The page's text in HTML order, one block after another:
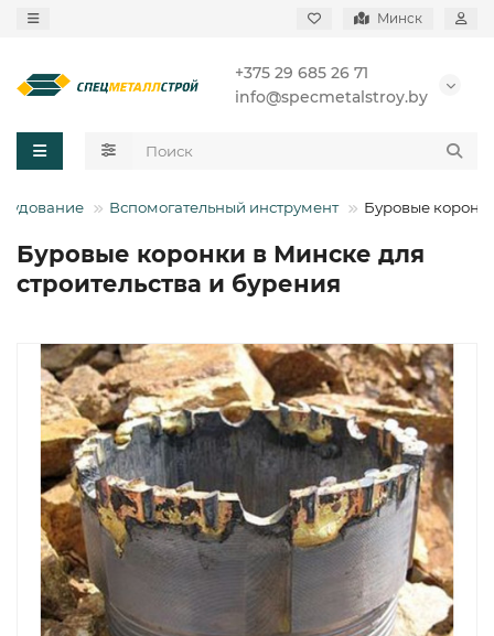
Минск
+375 29 685 26 71
info@specmetalstroy.by
Вспомогательный инструмент Буровые
Буровые коронки в Минске для
строительства и бурения